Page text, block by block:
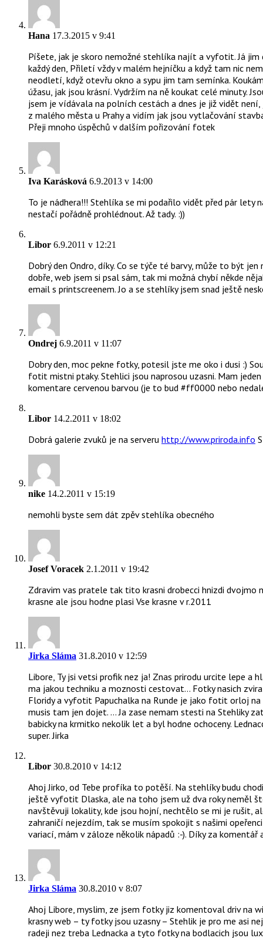
Hana 17.3.2015 v 9:41
Píšete, jak je skoro nemožné stehlíka najít a vyfotit. Já jim
každý den, Přiletí vždy v malém hejníčku a když tam nic
neodletí, když otevřu okno a sypu jim tam semínka.
úžasu, jak jsou krásní. Vydržím na ně koukat celé minuty.
jsem je vídávala na polních cestách a dnes je již vidět
z malého města u Prahy a vidím jak jsou vytlačování
Přeji mnoho úspěchů v dalším pořizování fotek
Iva Karásková 6.9.2013 v 14:00
To je nádhera!!! Stehlíka se mi podařilo vidět před pár lety
nestačí pořádně prohlédnout. Až tady. :))
Libor 6.9.2011 v 12:21
Dobrý den Ondro, díky. Co se týče té barvy, může to být
dobře, web jsem si psal sám, tak mi možná chybí někde
email s printscreenem. Jo a se stehlíky jsem snad ještě
Ondrej 6.9.2011 v 11:07
Dobry den, moc pekne fotky, potesil jste me oko i dusi :)
fotit mistni ptaky. Stehlici jsou naprosou uzasni. Mam
komentare cervenou barvou (je to bud #ff0000 nebo
Libor 14.2.2011 v 18:02
Dobrá galerie zvuků je na serveru http://www.priroda.info
nike 14.2.2011 v 15:19
nemohli byste sem dát zpěv stehlíka obecného
Josef Voracek 2.1.2011 v 19:42
Zdravim vas pratele tak tito krasni drobecci hnizdi dvojmo
krasne ale jsou hodne plasi Vse krasne v r.2011
Jirka Sláma 31.8.2010 v 12:59
Libore, Ty jsi vetsi profik nez ja! Znas prirodu urcite lepe
ma jakou techniku a moznosti cestovat… Fotky nasich
Floridy a vyfotit Papuchalka na Runde je jako fotit orloj
musis tam jen dojet. … Ja zase nemam stesti na Stehliky
babicky na krmitko nekolik let a byl hodne ochoceny.
super. Jirka
Libor 30.8.2010 v 14:12
Ahoj Jirko, od Tebe profíka to potěší. Na stehlíky budu
ještě vyfotit Dlaska, ale na toho jsem už dva roky neměl
navštěvuji lokality, kde jsou hojní, nechtělo se mi je rušit,
zahraničí nejezdím, tak se musím spokojit s našimi
variací, mám v záloze několik nápadů :-). Díky za komentář
Jirka Sláma 30.8.2010 v 8:07
Ahoj Libore, myslim, ze jsem fotky jiz komentoval driv na
krasny web – ty fotky jsou uzasny – Stehlik je pro me asi
radeji nez treba Lednacka a tyto fotky na bodlacich jsou